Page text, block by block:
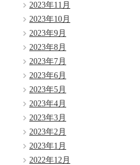
2023年11月
2023年10月
2023年9月
2023年8月
2023年7月
2023年6月
2023年5月
2023年4月
2023年3月
2023年2月
2023年1月
2022年12月